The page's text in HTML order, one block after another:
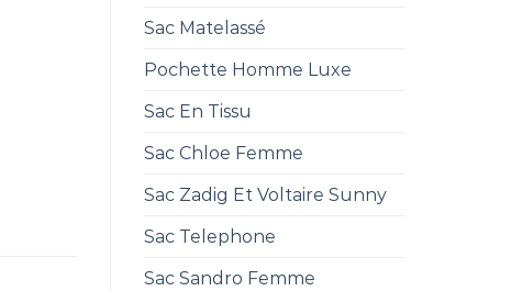
Sac Matelassé
Pochette Homme Luxe
Sac En Tissu
Sac Chloe Femme
Sac Zadig Et Voltaire Sunny
Sac Telephone
Sac Sandro Femme